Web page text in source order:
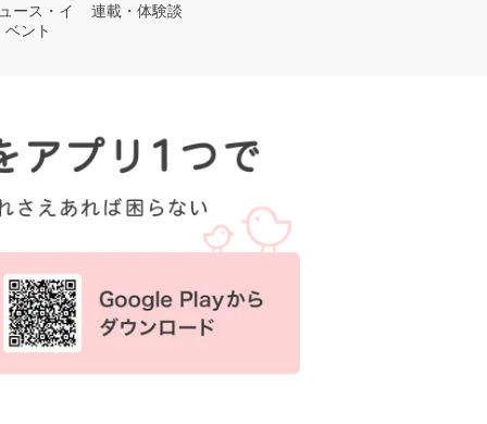
ース・イ
ベント
連載・体験談